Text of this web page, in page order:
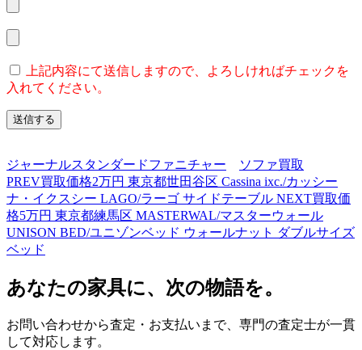
上記内容にて送信しますので、よろしければチェックを
入れてください。
ジャーナルスタンダードファニチャー
ソファ買取
PREV買取価格2万円 東京都世田谷区 Cassina ixc./カッシー
ナ・イクスシー LAGO/ラーゴ サイドテーブル NEXT買取価
格5万円 東京都練馬区 MASTERWAL/マスターウォール
UNISON BED/ユニゾンベッド ウォールナット ダブルサイズ
ベッド
あなたの家具に、次の物語を。
お問い合わせから査定・お支払いまで、専門の査定士が一貫
して対応します。